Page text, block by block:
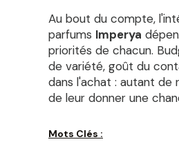
Au bout du compte,
parfums Imperya
priorités de chacun.
de variété, goût du
dans l'achat : autant de
de leur donner une
Mots Clés :